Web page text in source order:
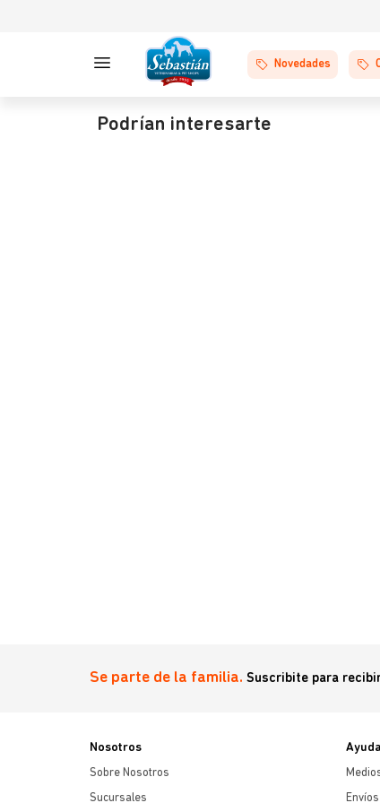
Novedades
Podrían interesarte
Se parte de la familia. Suscribite para
Nosotros
Sobre Nosotros
Sucursales
Ayuda
Envíos